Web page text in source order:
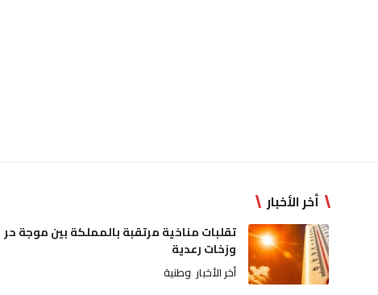
أخر الأخبار
تقلبات مناخية مرتقبة بالمملكة بين موجة حر
وزخات رعدية
أخر الأخبار وطنية